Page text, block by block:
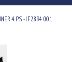
4 PS - IF2894 001